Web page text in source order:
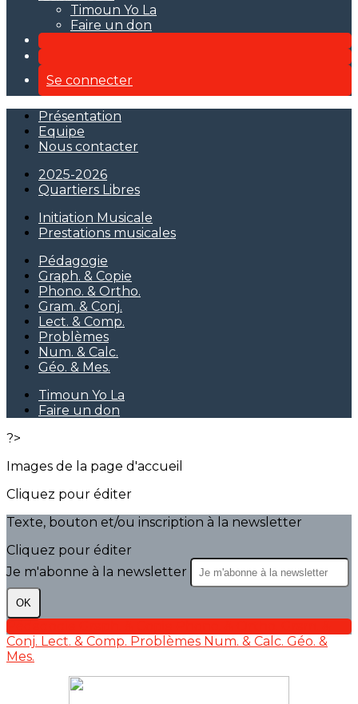
Timoun Yo La
Faire un don
Se connecter
Présentation
Equipe
Nous contacter
2025-2026
Quartiers Libres
Initiation Musicale
Prestations musicales
Pédagogie
Graph. & Copie
Phono. & Ortho.
Gram. & Conj.
Lect. & Comp.
Problèmes
Num. & Calc.
Géo. & Mes.
Timoun Yo La
Faire un don
?>
Images de la page d'accueil
Cliquez pour éditer
Texte, bouton et/ou inscription à la newsletter
Cliquez pour éditer
Je m'abonne à la newsletter
OK
Pédagogie
Conj. Lect. & Comp. Problèmes Num. & Calc. Géo. &
Mes.